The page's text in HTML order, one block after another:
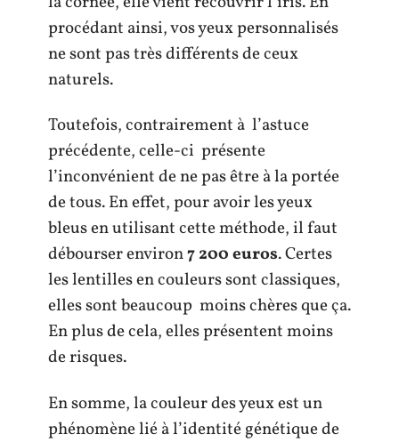
procédant ainsi, vos yeux personnalisés
ne sont pas très différents de ceux
naturels.
Toutefois, contrairement à l’astuce
précédente, celle-ci présente
l’inconvénient de ne pas être à la portée
de tous. En effet, pour avoir les yeux
bleus en utilisant cette méthode, il faut
débourser environ7 200 euros. Certes
les lentilles en couleurs sont classiques,
elles sont beaucoup moins chères que ça.
En plus de cela, elles présentent moins
de risques.
En somme, la couleur des yeux est un
phénomène lié à l’identité génétique de